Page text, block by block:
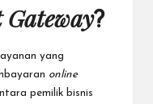
?
yang
online
pemilik bisnis